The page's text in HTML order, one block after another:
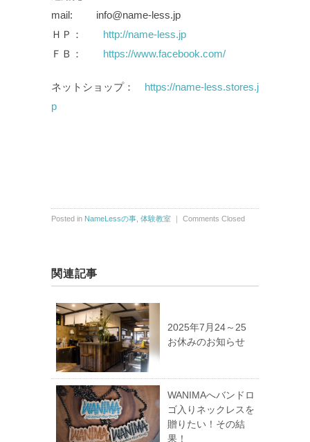
mail: info@name-less.jp
ＨＰ： http://name-less.jp
ＦＢ： https://www.facebook.com/
ネットショップ： https://name-less.stores.j
p
Posted in NameLessの事 体験教室 ｜ Comments Closed
関連記事
2025年7月24～25
お休みのお知らせ
WANIMAへバンドロ
ゴ入りネックレスを
贈りたい！その結
果！